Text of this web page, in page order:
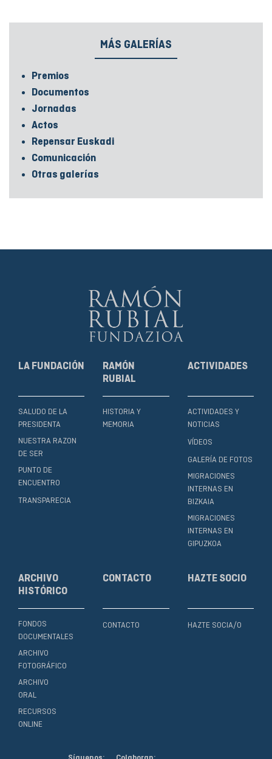
MÁS GALERÍAS
Premios
Documentos
Jornadas
Actos
Repensar Euskadi
Comunicación
Otras galerías
LA FUNDACIÓN
SALUDO DE LA
PRESIDENTA
NUESTRA RAZON
DE SER
PUNTO DE
ENCUENTRO
TRANSPARECIA
RAMÓN
RUBIAL
HISTORIA Y
MEMORIA
ACTIVIDADES
ACTIVIDADES Y
NOTICIAS
VÍDEOS
GALERÍA DE FOTOS
MIGRACIONES
INTERNAS EN
BIZKAIA
MIGRACIONES
INTERNAS EN
GIPUZKOA
ARCHIVO
HISTÓRICO
FONDOS
DOCUMENTALES
ARCHIVO
FOTOGRÁFICO
ARCHIVO
ORAL
RECURSOS
ONLINE
CONTACTO
CONTACTO
HAZTE SOCIO
HAZTE SOCIA/O